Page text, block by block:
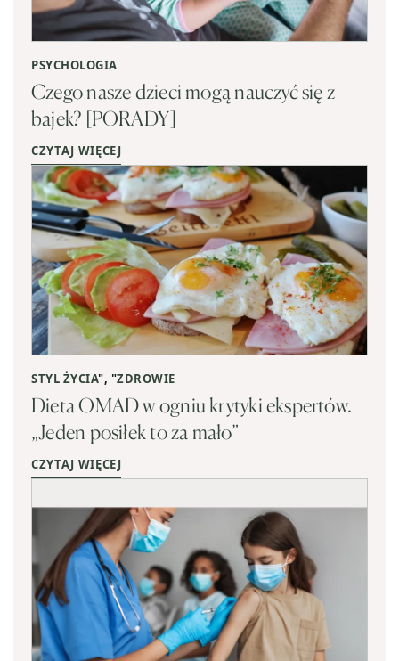
PSYCHOLOGIA
Czego nasze dzieci mogą nauczyć się z
bajek? [PORADY]
CZYTAJ WIĘCEJ
STYL ŻYCIA", "ZDROWIE
Dieta OMAD w ogniu krytyki ekspertów.
„Jeden posiłek to za mało”
CZYTAJ WIĘCEJ